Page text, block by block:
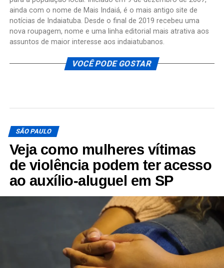
ainda com o nome de Mais Indaiá, é o mais antigo site de
notícias de Indaiatuba. Desde o final de 2019 recebeu uma
nova roupagem, nome e uma linha editorial mais atrativa aos
assuntos de maior interesse aos indaiatubanos.
VOCÊ PODE GOSTAR
SÃO PAULO
Veja como mulheres vítimas
de violência podem ter acesso
ao auxílio-aluguel em SP